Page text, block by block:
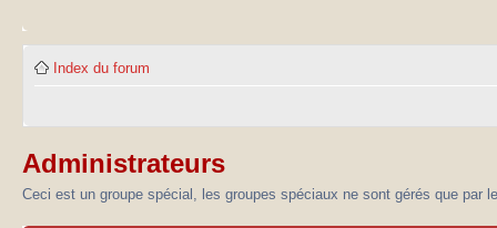
Index du forum
Administrateurs
Ceci est un groupe spécial, les groupes spéciaux ne sont gérés que par